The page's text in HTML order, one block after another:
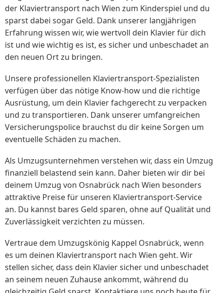
der Klaviertransport nach Wien zum Kinderspiel und du
sparst dabei sogar Geld. Dank unserer langjährigen
Erfahrung wissen wir, wie wertvoll dein Klavier für dich
ist und wie wichtig es ist, es sicher und unbeschadet an
den neuen Ort zu bringen.
Unsere professionellen Klaviertransport-Spezialisten
verfügen über das nötige Know-how und die richtige
Ausrüstung, um dein Klavier fachgerecht zu verpacken
und zu transportieren. Dank unserer umfangreichen
Versicherungspolice brauchst du dir keine Sorgen um
eventuelle Schäden zu machen.
Als Umzugsunternehmen verstehen wir, dass ein Umzug
finanziell belastend sein kann. Daher bieten wir dir bei
deinem Umzug von Osnabrück nach Wien besonders
attraktive Preise für unseren Klaviertransport-Service
an. Du kannst bares Geld sparen, ohne auf Qualität und
Zuverlässigkeit verzichten zu müssen.
Vertraue dem Umzugskönig Kappel Osnabrück, wenn
es um deinen Klaviertransport nach Wien geht. Wir
stellen sicher, dass dein Klavier sicher und unbeschadet
an seinem neuen Zuhause ankommt, während du